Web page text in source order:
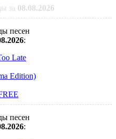
за 08.08.2026
песен
:
Late
Edition)
песен
: